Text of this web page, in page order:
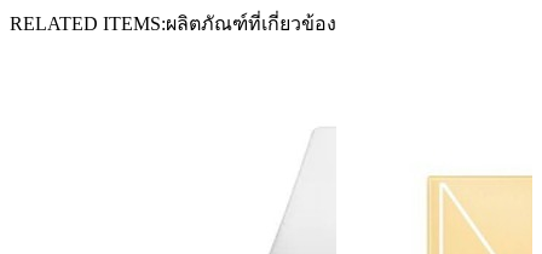
RELATED ITEMS ผลิตภัณฑ์ที่เกี่ยวข้อง